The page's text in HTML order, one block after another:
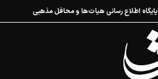
پایگاه اطلاع رسانی هیات‌ها و محافل مذهبی